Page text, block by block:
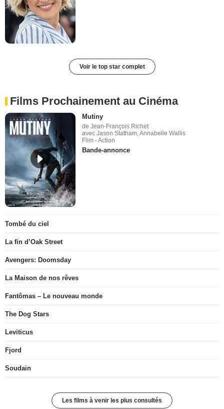
Voir le top star complet
Films Prochainement au Cinéma
Mutiny
de Jean-François Richet
avec Jason Statham, Annabelle Wallis
Film - Action
Bande-annonce
Tombé du ciel
La fin d’Oak Street
Avengers: Doomsday
La Maison de nos rêves
Fantômas – Le nouveau monde
The Dog Stars
Leviticus
Fjord
Soudain
Les films à venir les plus consultés